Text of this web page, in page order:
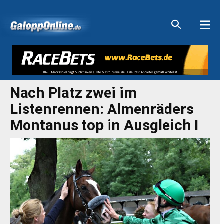
Nach Platz zwei im
Listenrennen: Almenräders
Montanus top in Ausgleich I